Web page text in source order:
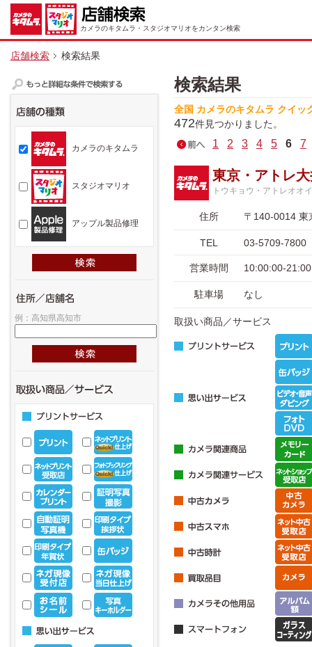
カメラのキタムラ・スタジオマリオをカンタン検索
店舗検索 検索結果
検索結果
全国 カメラのキタムラ クイッ
472件見つかりました。
1 2 3 4 5 6 7
東京・アトレ
トウキョウ・アトレオオ
住所 〒140-0014 東
TEL 03-5709-7800
営業時間 10:00:00-
駐車場 なし
取扱い商品／サービス
カメラのキタムラ
スタジオマリオ
アップル製品修理
例：高知県高知市